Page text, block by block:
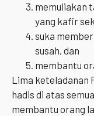
memuliakan
yang kafir
suka
susah, dan
membantu
Lima keteladanan
hadis di atas
membantu orang